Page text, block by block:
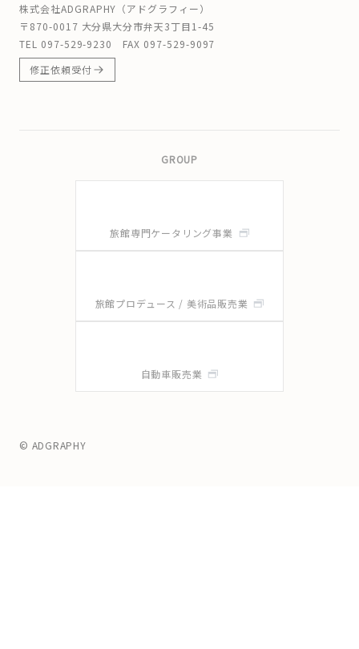
株式会社ADGRAPHY（アドグラフィー）
〒870-0017 大分県大分市弁天3丁目1-45
TEL 097-529-9230
FAX 097-529-9097
修正依頼受付
GROUP
旅館専門ケータリング事業
旅館プロデュース / 美術品販売業
自動車販売業
© ADGRAPHY